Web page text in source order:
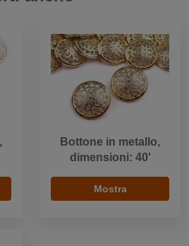
Bottone in metallo,
dimensioni: 40'
Mostra